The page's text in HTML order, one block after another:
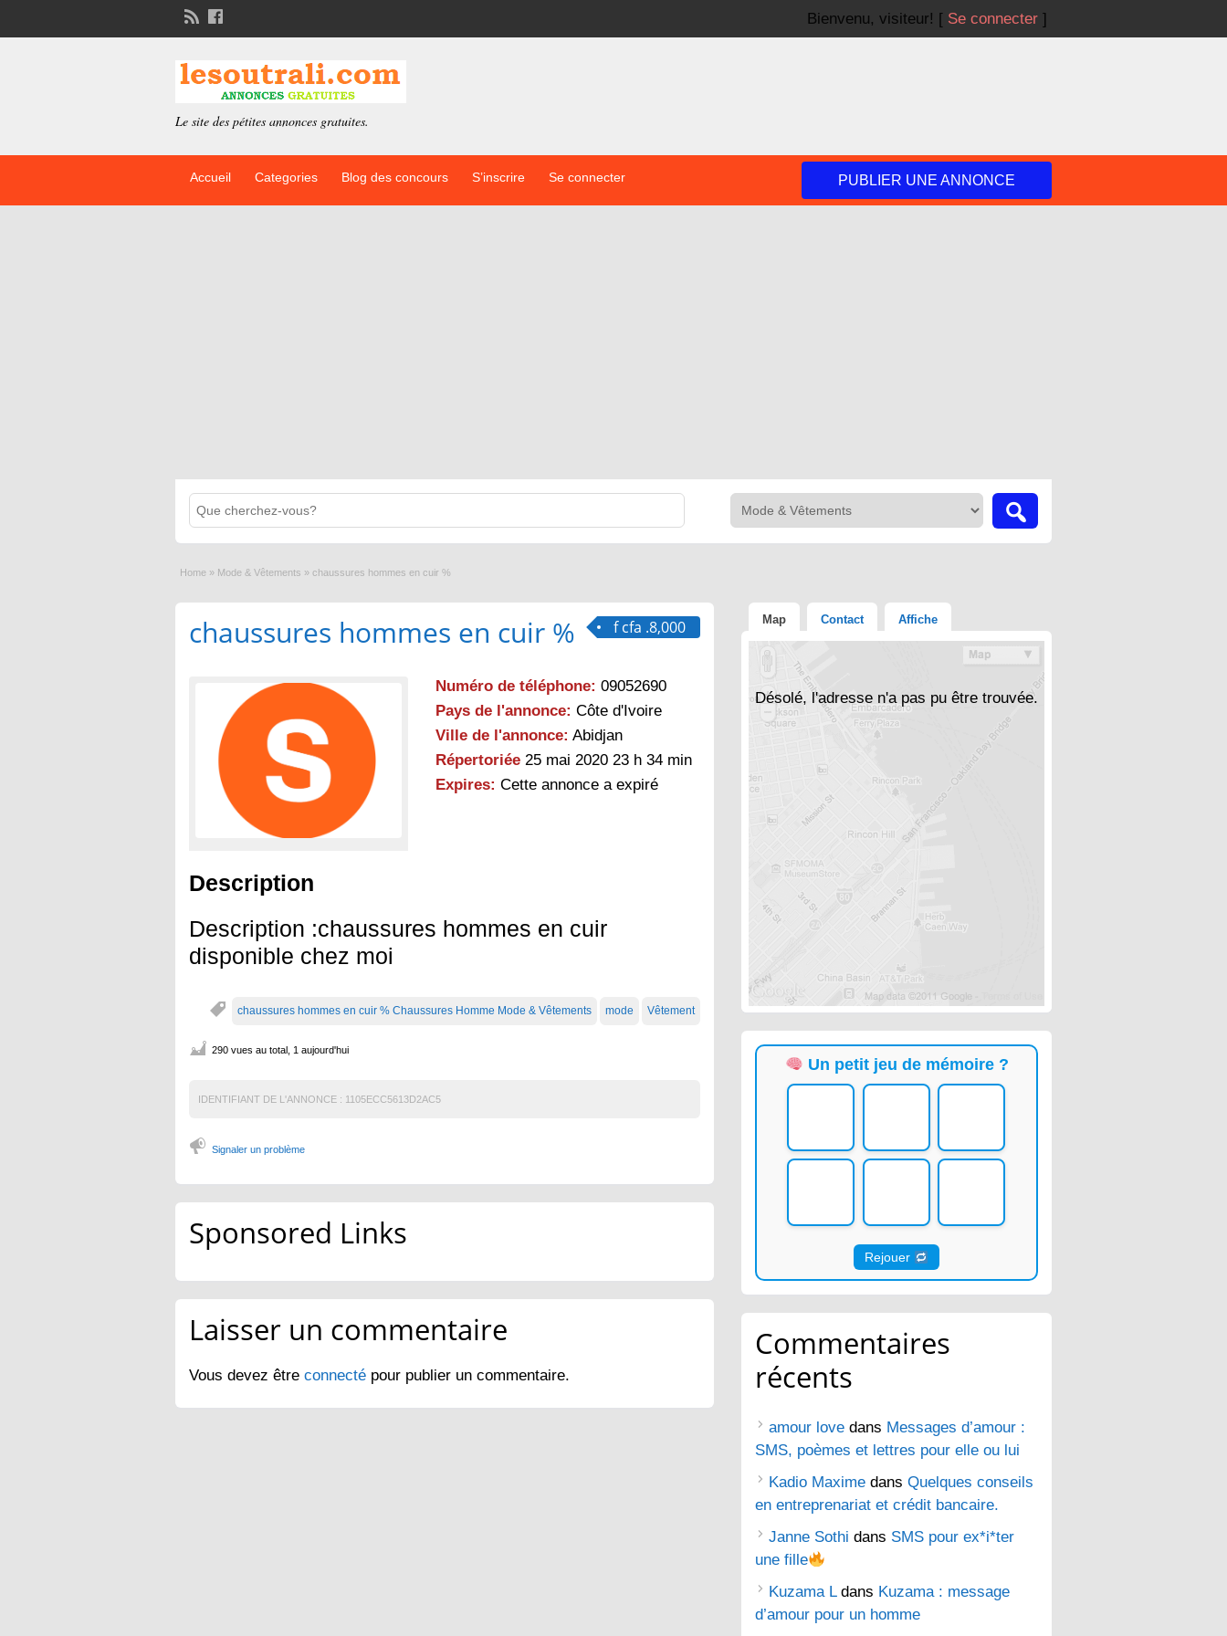
Bienvenu, visiteur! [ Se connecter ]
Le site des pétites annonces gratuites.
Accueil Categories Blog des concours S’inscrire Se connecter PUBLIER UNE ANNONCE
Home » Mode & Vêtements » chaussures hommes en cuir %
f cfa .8,000
chaussures hommes en cuir %
Numéro de téléphone: 09052690
Pays de l'annonce: Côte d'Ivoire
Ville de l'annonce: Abidjan
Répertoriée 25 mai 2020 23 h 34 min
Expires: Cette annonce a expiré
Description
Description :chaussures hommes en cuir
disponible chez moi
chaussures hommes en cuir % Chaussures Homme Mode & Vêtements mode Vêtement
290 vues au total, 1 aujourd'hui
IDENTIFIANT DE L'ANNONCE : 1105ECC5613D2AC5
Signaler un problème
Sponsored Links
Laisser un commentaire
Vous devez être connecté pour publier un commentaire.
Map Contact Affiche
Désolé, l'adresse n'a pas pu être trouvée.
Un petit jeu de mémoire ?
Rejouer
Commentaires
récents
amour love dans Messages d’amour :
SMS, poèmes et lettres pour elle ou lui
Kadio Maxime dans Quelques conseils
en entreprenariat et crédit bancaire.
Janne Sothi dans SMS pour ex*i*ter
une fille
Kuzama Ldans Kuzama : message
d’amour pour un homme